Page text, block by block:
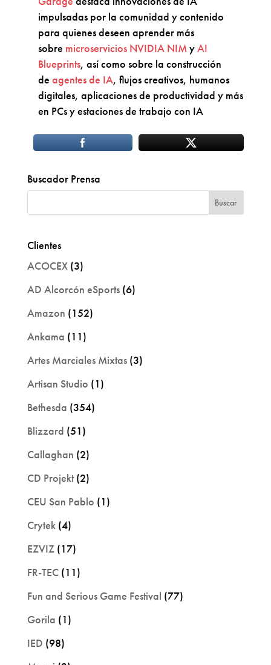
impulsadas por la comunidad y contenido
para quienes deseen aprender más
sobre microservicios NVIDIA NIMyAI
Blueprints, así como sobre la construcción
de agentes de IA, flujos creativos, humanos
digitales, aplicaciones de productividad y más
en PCs y estaciones de trabajo con IA
Buscador Prensa
Clientes
ACOCEX(3)
AD Alcorcón eSports(6)
Amazon (152)
Ankama (11)
Artes Marciales Mixtas(3)
Artisan Studio (1)
Bethesda (354)
Blizzard (51)
Callaghan (2)
CD Projekt(2)
CEU San Pablo (1)
Crytek(4)
EZVIZ(17)
FR-TEC(11)
Fun and Serious Game Festival (77)
Gorila (1)
IED (98)